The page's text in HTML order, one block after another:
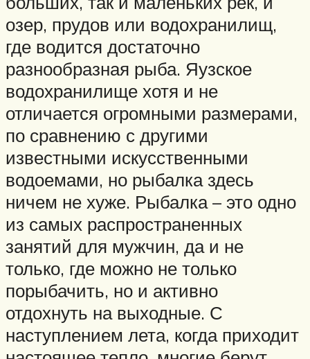
озер, прудов или водохранилищ,
где водится достаточно
разнообразная рыба. Яузское
водохранилище хотя и не
отличается огромными размерами,
по сравнению с другими
известными искусственными
водоемами, но рыбалка здесь
ничем не хуже. Рыбалка – это одно
из самых распространенных
занятий для мужчин, да и не
только, где можно не только
порыбачить, но и активно
отдохнуть на выходные. С
наступлением лета, когда приходит